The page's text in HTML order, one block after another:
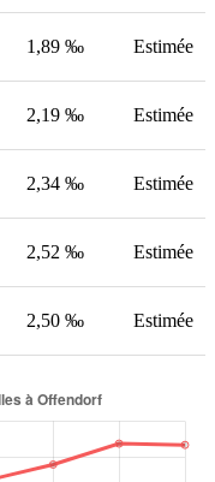
1,89 ‰ Estimée
2,19 ‰ Estimée
2,34 ‰ Estimée
2,52 ‰ Estimée
2,50 ‰ Estimée